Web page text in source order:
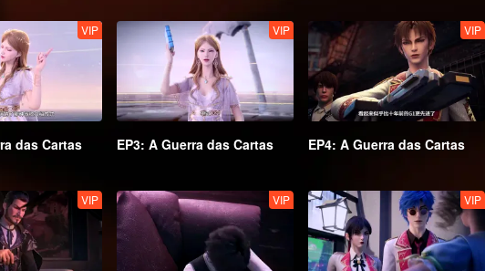
VIP
das Cartas
VIP
EP3: A Guerra das Cartas
VIP
EP4: A Guerra das Cartas
VIP VIP VIP